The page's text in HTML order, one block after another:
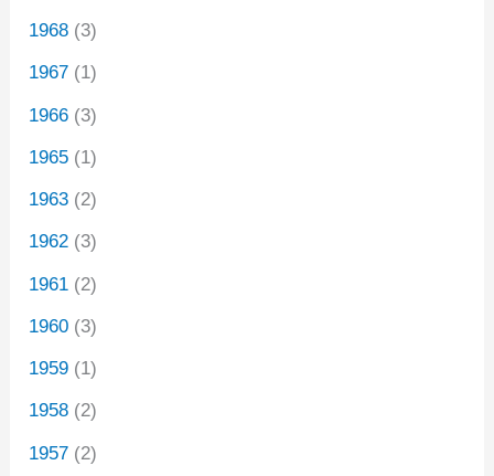
1968 (3)
1967 (1)
1966 (3)
1965 (1)
1963 (2)
1962 (3)
1961 (2)
1960 (3)
1959 (1)
1958 (2)
1957 (2)